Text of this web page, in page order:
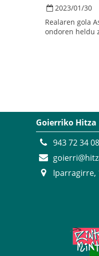
2023/01/30
Realaren gola
ondoren heldu
Goierriko Hitza
943 72 34 08
Iparragirre,